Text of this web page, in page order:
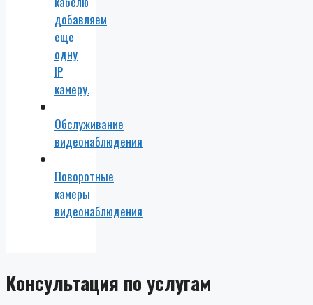
добавляем
еще
одну
IP
камеру.
Обслуживание
видеонаблюдения
Поворотные
камеры
видеонаблюдения
Консультация по услугам